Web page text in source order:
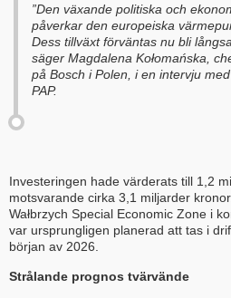
”Den växande politiska och
påverkar den europeiska
Dess tillväxt förväntas nu bli
säger Magdalena Kołomańska,
på Bosch i Polen, i en intervju
PAP.
Investeringen hade värderats till 1,2
motsvarande cirka 3,1 miljarder
Wałbrzych Special Economic Zone i
var ursprungligen planerad att tas i
början av 2026.
Strålande prognos tvärvände